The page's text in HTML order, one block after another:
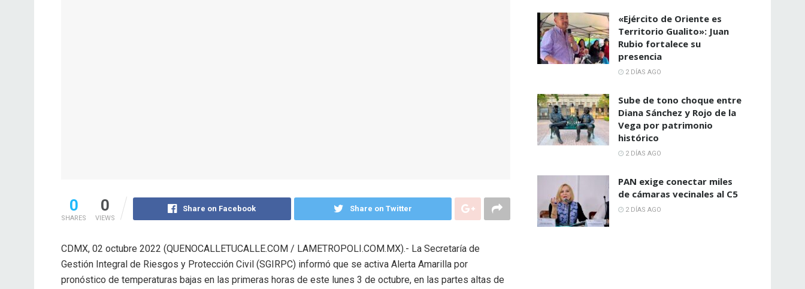
0
SHARES
0
VIEWS
Share on Facebook Share on Twitter
CDMX, 02 octubre 2022 (QUENOCALLETUCALLE.COM / LAMETROPOLI.COM.MX).- La Secretaría de
Gestión Integral de Riesgos y Protección Civil (SGIRPC) informó que se activa Alerta Amarilla por
pronóstico de temperaturas bajas en las primeras horas de este lunes 3 de octubre, en las partes altas de
«Ejército de Oriente es
Territorio Gualito»: Juan
Rubio fortalece su
presencia
2 DÍAS AGO
Sube de tono choque entre
Diana Sánchez y Rojo de la
Vega por patrimonio
histórico
2 DÍAS AGO
PAN exige conectar miles
de cámaras vecinales al C5
2 DÍAS AGO